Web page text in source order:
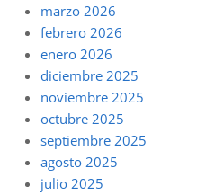
marzo 2026
febrero 2026
enero 2026
diciembre 2025
noviembre 2025
octubre 2025
septiembre 2025
agosto 2025
julio 2025